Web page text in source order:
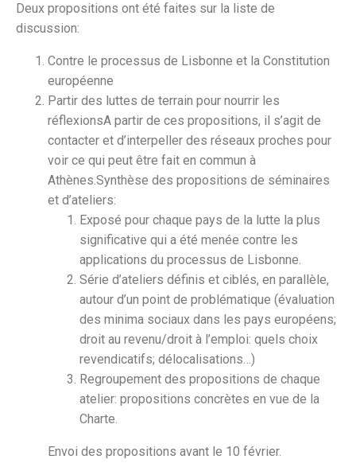
Deux propositions ont été faites sur la liste de
discussion:
Contre le processus de Lisbonne et la Constitution
européenne
Partir des luttes de terrain pour nourrir les
réflexionsA partir de ces propositions, il s’agit de
contacter et d’interpeller des réseaux proches pour
voir ce qui peut être fait en commun à
Athènes.Synthèse des propositions de séminaires
et d’ateliers:
Exposé pour chaque pays de la lutte la plus
significative qui a été menée contre les
applications du processus de Lisbonne.
Série d’ateliers définis et ciblés, en parallèle,
autour d’un point de problématique (évaluation
des minima sociaux dans les pays européens;
droit au revenu/droit à l’emploi: quels choix
revendicatifs; délocalisations…)
Regroupement des propositions de chaque
atelier: propositions concrètes en vue de la
Charte.
Envoi des propositions avant le 10 février.